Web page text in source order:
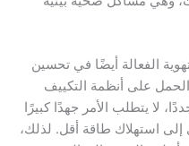
أيضًا في تحسين
أنظمة التكييف
يتطلب الأمر جهدًا كبيرًا
طاقة أقل. لذلك،